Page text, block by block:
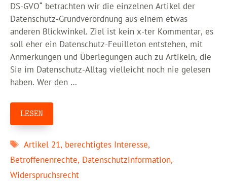
DS-GVO“ betrachten wir die einzelnen Artikel der
Datenschutz-Grundverordnung aus einem etwas
anderen Blickwinkel. Ziel ist kein x-ter Kommentar, es
soll eher ein Datenschutz-Feuilleton entstehen, mit
Anmerkungen und Überlegungen auch zu Artikeln, die
Sie im Datenschutz-Alltag vielleicht noch nie gelesen
haben. Wer den …
LESEN
Schlagwörter
Artikel 21, berechtigtes Interesse,
Betroffenenrechte, Datenschutzinformation,
Widerspruchsrecht